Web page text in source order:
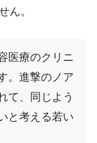
ん。
医療のクリニ
。進撃のノア
て、同じよう
と考える若い